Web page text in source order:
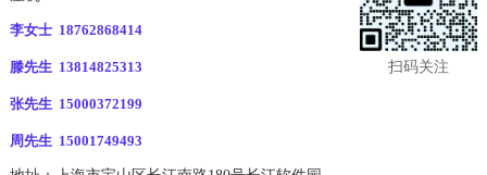
李女士 18762868414
滕先生 13814825313
张先生 15000372199
周先生 15001749493
扫码关注